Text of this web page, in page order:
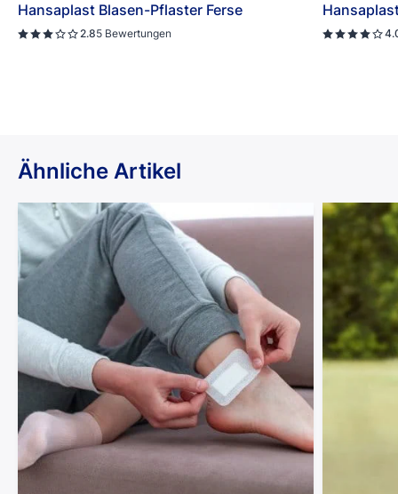
Hansaplast Blasen-Pflaster Ferse
2.85 Bewertungen
Ähnliche Artikel